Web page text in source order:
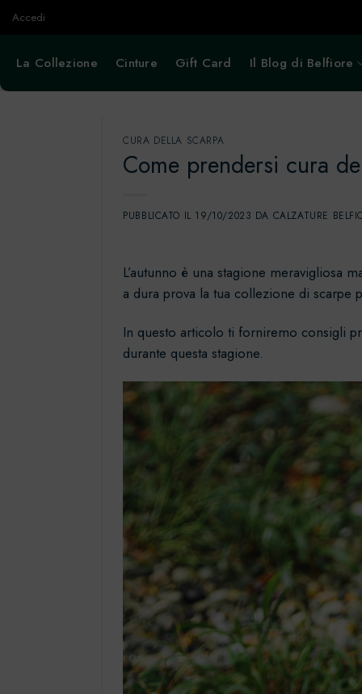
SaltaAccedi
La Collezione Cinture Gift Card Il Blog di Belfiore
CURA DELLA SCARPA
Come prendersi cura
PUBBLICATO IL 19/10/2023 DA CALZATURE
L’autunno è una stagione meravigliosa
a dura prova la tua collezione di scarpe
In questo articolo ti forniremo consigli
durante questa stagione.